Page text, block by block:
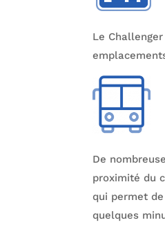
Le
De
proximité du
qui permet
quelques